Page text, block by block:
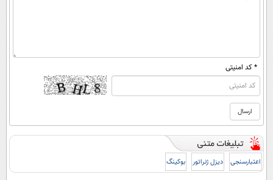
* کد امنیتی
اعتبارسنجی دیزل ژنراتور بوکینگ